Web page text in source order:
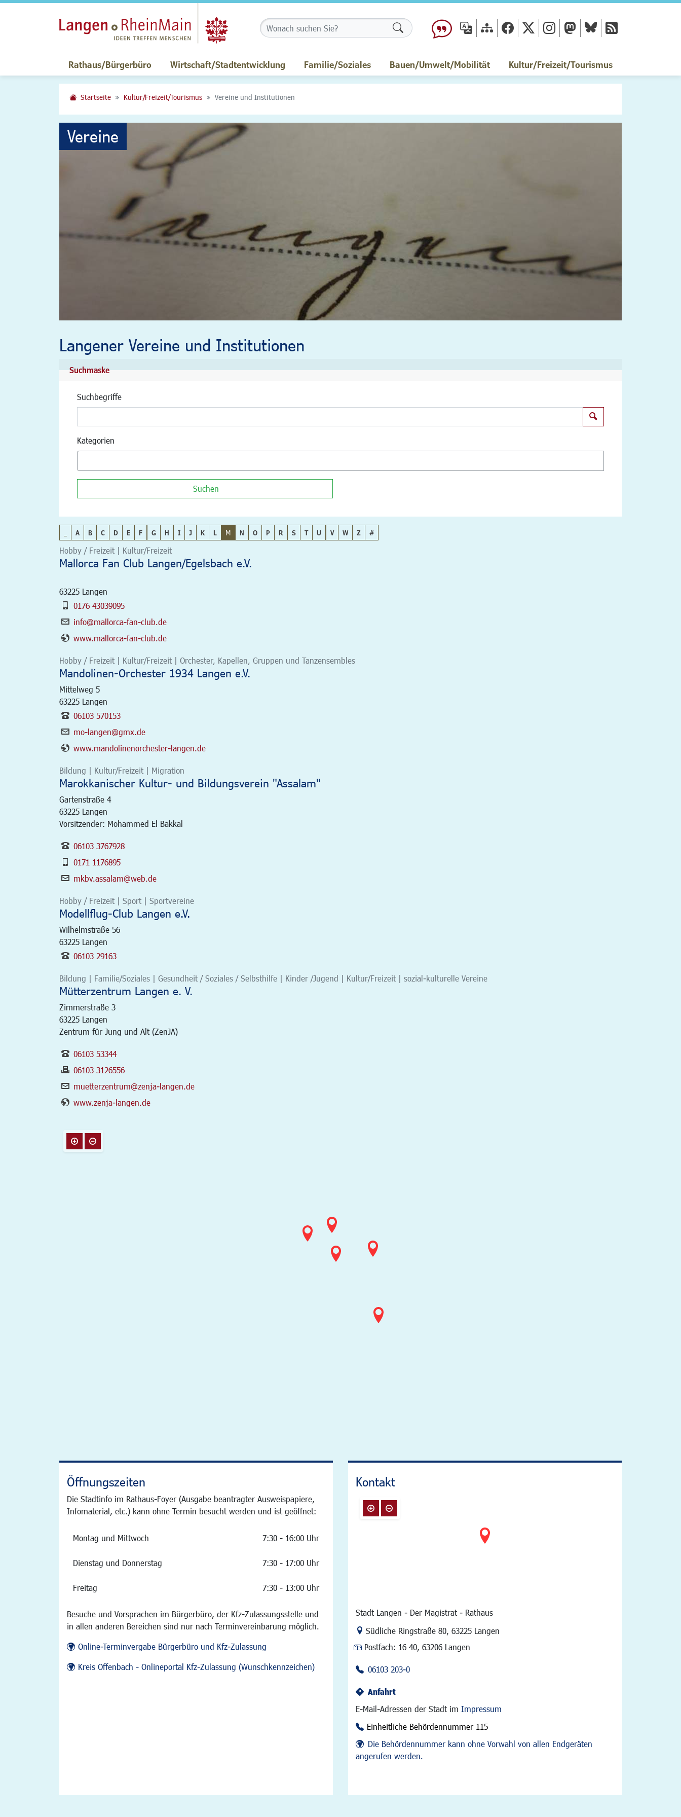
Formularschaltfläche
Rathaus/Bürgerbüro Wirtschaft/Stadtentwicklung Familie/Soziales Bauen/Umwelt/Mobilität Kultur/Freizeit/Tourismus
Startseite Kultur/Freizeit/Tourismus Vereine und Institutionen
Vereine
Langener Vereine und Institutionen
Suchmaske
Suchbegriffe
Kategorien
Suchen
A B C D E F G H I J K L M N O P R S T U V W Z #
Hobby / Freizeit | Kultur/Freizeit
Mallorca Fan Club Langen/Egelsbach e.V.
63225 Langen
0176 43039095
info@mallorca-fan-club.de
www.mallorca-fan-club.de
Hobby / Freizeit | Kultur/Freizeit | Orchester, Kapellen, Gruppen und Tanzensembles
Mandolinen-Orchester 1934 Langen e.V.
Mittelweg 5
63225 Langen
06103 570153
mo-langen@gmx.de
www.mandolinenorchester-langen.de
Bildung | Kultur/Freizeit | Migration
Marokkanischer Kultur- und Bildungsverein "Assalam"
Gartenstraße 4
63225 Langen
Vorsitzender: Mohammed El Bakkal
06103 3767928
0171 1176895
mkbv.assalam@web.de
Hobby / Freizeit | Sport | Sportvereine
Modellflug-Club Langen e.V.
Wilhelmstraße 56
63225 Langen
06103 29163
Bildung | Familie/Soziales | Gesundheit / Soziales / Selbsthilfe | Kinder /Jugend | Kultur/Freizeit | sozial-kulturelle Vereine
Mütterzentrum Langen e. V.
Zimmerstraße 3
63225 Langen
Zentrum für Jung und Alt (ZenJA)
06103 53344
06103 3126556
muetterzentrum@zenja-langen.de
www.zenja-langen.de
Öffnungszeiten
Die Stadtinfo im Rathaus-Foyer (Ausgabe beantragter Ausweispapiere,
Infomaterial, etc.) kann ohne Termin besucht werden und ist geöffnet:
Montag und Mittwoch 7:30 - 16:00 Uhr
Dienstag und Donnerstag 7:30 - 17:00 Uhr
Freitag 7:30 - 13:00 Uhr
Besuche und Vorsprachen im Bürgerbüro, der Kfz-Zulassungsstelle und
in allen anderen Bereichen sind nur nach Terminvereinbarung möglich.
Online-Terminvergabe Bürgerbüro und Kfz-Zulassung
Kreis Offenbach - Onlineportal Kfz-Zulassung (Wunschkennzeichen)
Kontakt
Stadt Langen - Der Magistrat - Rathaus
Link zur Google-Maps Navigation
Südliche Ringstraße 80, 63225 Langen
Postfach: 16 40, 63206 Langen
06103 203-0
Anfahrt
E-Mail-Adressen der Stadt im Impressum
Einheitliche Behördennummer 115
Die Behördennummer kann ohne Vorwahl von allen Endgeräten
angerufen werden.